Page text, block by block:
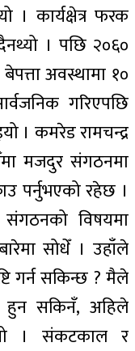
। कार्यक्षेत्र फरक
। पछि २०६०
अवस्थामा १०
गरिएपछि
। कमरेड रामचन्द्र
मजदुर संगठनमा
पर्नुभएको रहेछ ।
विषयमा
सोधेँ । उहाँले
गर्न सकिन्छ ? मैले
हुन सकिनँ, अहिले
। संकटकाल र